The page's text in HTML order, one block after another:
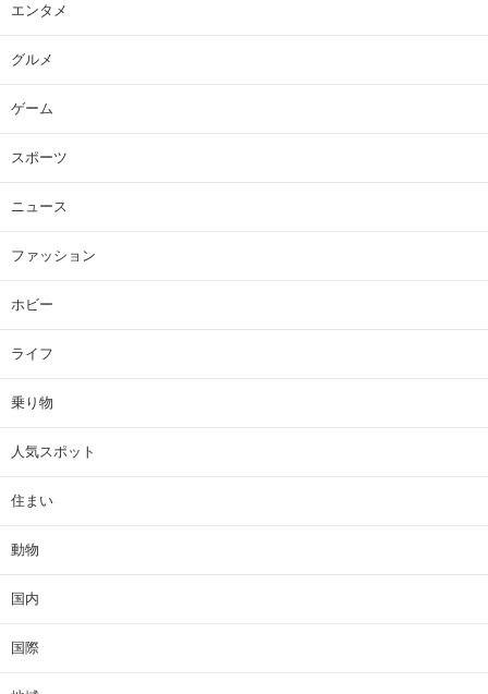
エンタメ
グルメ
ゲーム
スポーツ
ニュース
ファッション
ホビー
ライフ
乗り物
人気スポット
住まい
動物
国内
国際